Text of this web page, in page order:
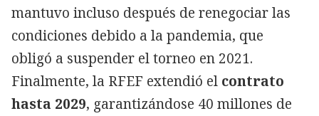
mantuvo incluso después de renegociar las
condiciones debido a la pandemia, que
obligó a suspender el torneo en 2021.
Finalmente, la RFEF extendió el contrato
hasta 2029, garantizándose 40 millones de